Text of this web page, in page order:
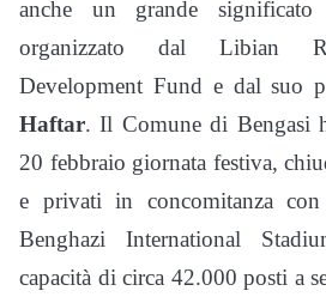
anche un grande
organizzato dal Libian
Development Fund e dal suo
Haftar. Il Comune di Bengasi
20 febbraio giornata festiva,
e privati in concomitanza con
Benghazi International
capacità di circa 42.000 posti a